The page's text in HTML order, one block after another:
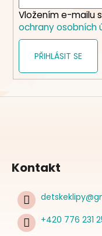
Vložením e-mailu
ochrany osobních
PŘIHLÁSIT SE
Kontakt
detskeklipy@
+420 776 231